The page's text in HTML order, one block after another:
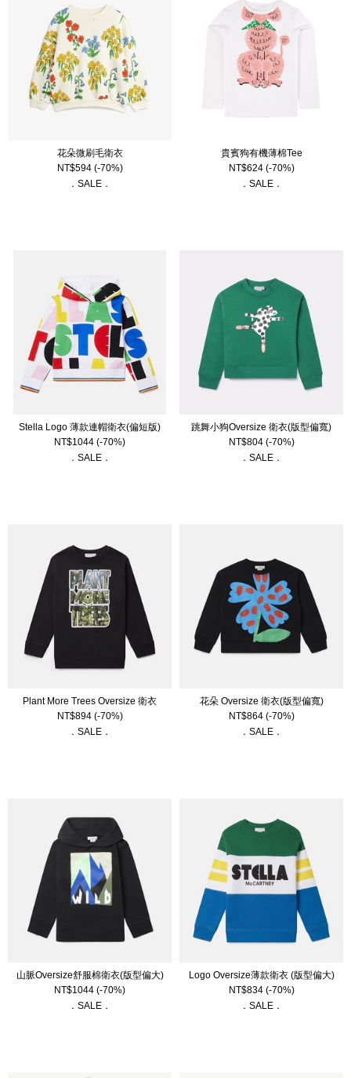
花朵微刷毛衛衣
NT$594 (-70%)
．SALE．
貴賓狗有機薄棉Tee
NT$624 (-70%)
．SALE．
Stella Logo 薄款連帽衛衣(偏短版)
NT$1044 (-70%)
．SALE．
跳舞小狗Oversize 衛衣(版型偏寬)
NT$804 (-70%)
．SALE．
Plant More Trees Oversize 衛衣
NT$894 (-70%)
．SALE．
花朵 Oversize 衛衣(版型偏寬)
NT$864 (-70%)
．SALE．
山脈Oversize舒服棉衛衣(版型偏大)
NT$1044 (-70%)
．SALE．
Logo Oversize薄款衛衣 (版型偏大)
NT$834 (-70%)
．SALE．